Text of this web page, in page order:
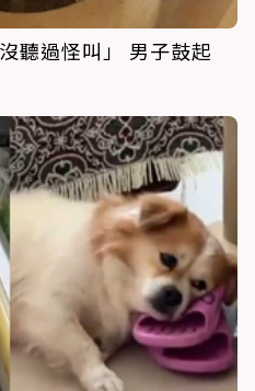
聽過怪叫」 男子鼓起